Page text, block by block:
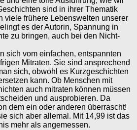
sind in ihrer Thematik
viele frühere Lebenswelten unserer
es der Autorin, Spannung in
zu bringen, auch bei den Nicht-
sich vom einfachen, entspannten
Mitraten. Sie sind ansprechend
sich, obwohl es Kurzgeschichten
kann. Ob Menschen mit
auch mitraten können müssen
und ausprobieren. Da
dem ein oder anderen überrascht!
sich aber allemal. Mit 14,99 ist das
mehr als angemessen.